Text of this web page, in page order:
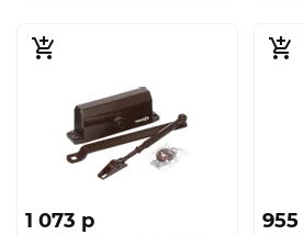
1 073 p 955